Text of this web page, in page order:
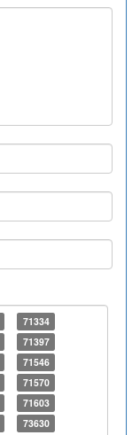
71334
71397
71546
71570
71603
73630